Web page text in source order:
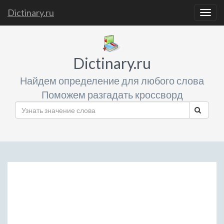
Dictinary.ru
Dictinary.ru
Найдем определение для любого слова
Поможем разгадать кроссворд